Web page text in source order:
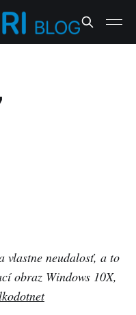
vlastne neudalosť, a to
obraz Windows 10X,